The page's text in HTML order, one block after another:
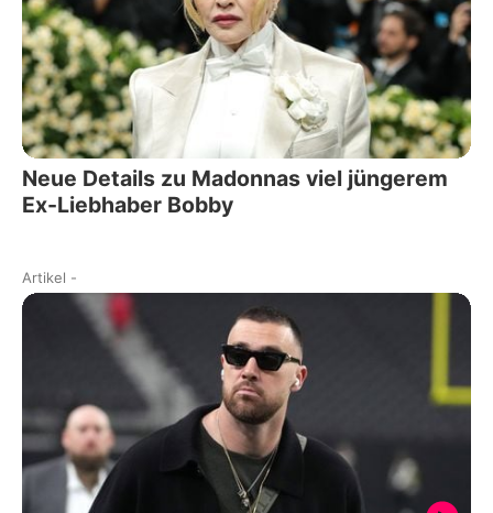
Neue Details zu Madonnas viel jüngerem
Ex-Liebhaber Bobby
Artikel -